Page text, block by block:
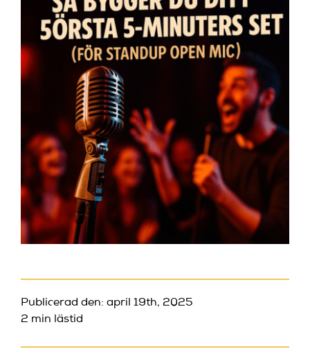
Mitt konto
Publicerad den: april 19th, 2025
2 min lästid